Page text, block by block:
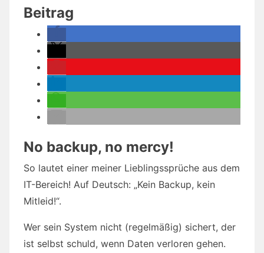
Beitrag
No backup, no mercy!
So lautet einer meiner Lieblingssprüche aus dem
IT-Bereich! Auf Deutsch: „Kein Backup, kein
Mitleid!“.
Wer sein System nicht (regelmäßig) sichert, der
ist selbst schuld, wenn Daten verloren gehen.